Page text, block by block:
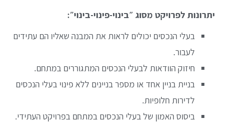
יתרונות לפרויקט מסוג ״בינוי-פינוי-בינוי״:
בעלי הנכסים יכולים לראות את המבנה שאליו הם עתידים
לעבור.
חיזוק הוודאות לבעלי הנכסים המתגוררים במתחם.
בניית בניין אחד או מספר בניינים ללא פינוי בעלי הנכסים
לדירות חלופיות.
ביסוס האמון של בעלי הנכסים במתחם בפרויקט העתידי.